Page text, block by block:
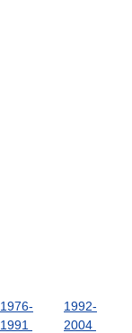
1976-
1991
1992-
2004